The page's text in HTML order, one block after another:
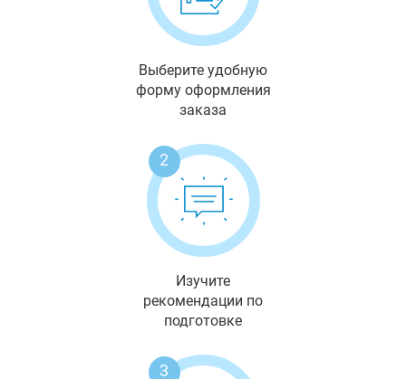
Выберите удобную
форму оформления
заказа
2
Изучите
рекомендации по
подготовке
3